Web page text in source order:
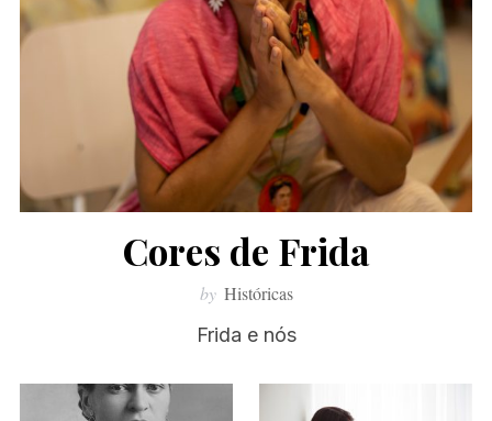
Cores de Frida
by Históricas
Frida e nós